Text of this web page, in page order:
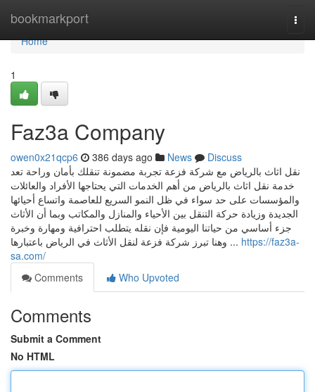
bookmarkport
Home
Home
1
Faz3a Company
owen0x21qcp6 386 days ago News
Discuss
نقل اثاث بالرياض مع شركة فزعة تجربة مضمونة تنقلك بأمان وراحة تعد
خدمة نقل اثاث بالرياض من أهم الخدمات التي يحتاجها الأفراد والعائلات
والمؤسسات على حد سواء في ظل النمو السريع للعاصمة واتساع أحيائها
الجديدة وزيادة حركة التنقل بين الأحياء والمنازل والمكاتب وبما أن الأثاث
جزء أساسي من حياتنا اليومية فإن نقله يتطلب احترافية ومهارة وخبرة
وهنا تبرز شركة فزعة لنقل الأثاث في الرياض باعتبارها ... https://faz3a-
sa.com/
Comments
Who Upvoted
Comments
Submit a Comment
No HTML